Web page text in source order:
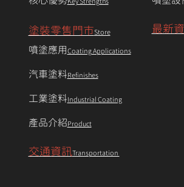
塗裝零售門市Store
噴塗應用Coating Applications
汽車塗料Refinishes
工業塗料Industrial Coating
產品介紹Product
最新
交通資訊Transportation